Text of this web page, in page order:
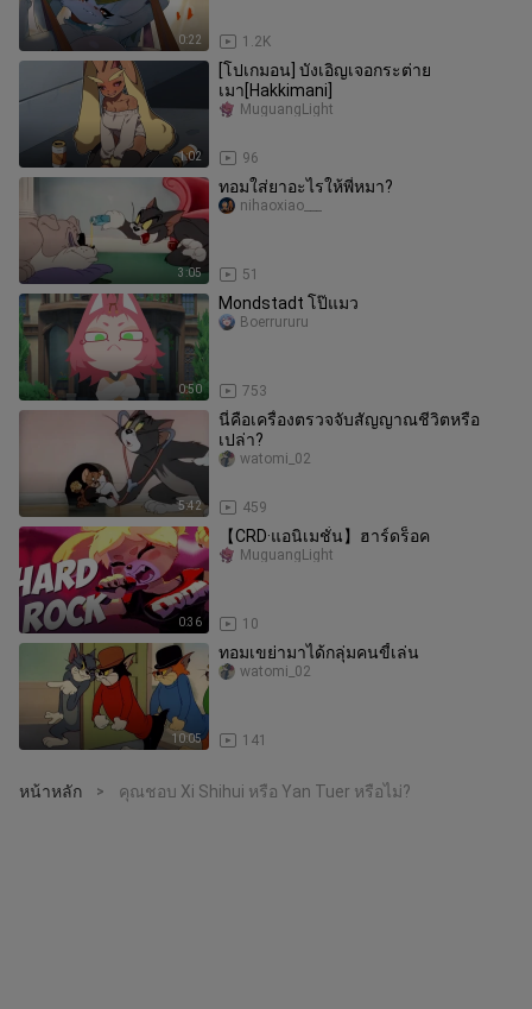
0:22 1.2K
1:02
[โปเกมอน] บังเอิญเจอกระต่าย
เมา[Hakkimani]
96
MuguangLight
3:05
ทอมใส่ยาอะไรให้พี่หมา?
51
nihaoxiao___
0:50
Mondstadt โป๊แมว
753
Boerrururu
5:42
นี่คือเครื่องตรวจจับสัญญาณชีวิตหรือ
เปล่า?
459
watomi_02
0:36
【CRD·แอนิเมชั่น】ฮาร์ดร็อค
10
MuguangLight
10:05
ทอมเขย่ามาได้กลุ่มคนขี้เล่น
141
watomi_02
หน้าหลัก > คุณชอบ Xi Shihui หรือ Yan Tuer หรือไม่?